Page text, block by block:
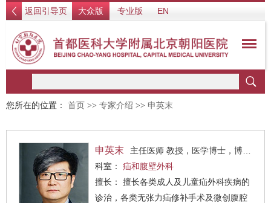
返回引导页 大众版 专业版 EN
您所在的位置： 首页 >> 专家介绍 >> 申英末
申英末
主任医师 教授，医学博士，博士研究生导师
科室： 疝和腹壁外科
擅长： 擅长各类成人及儿童疝外科疾病的
诊治，各类无张力疝修补手术及微创腹腔